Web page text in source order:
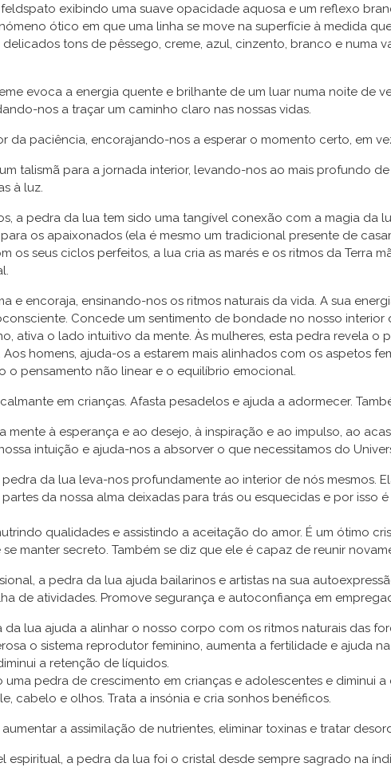
exibindo uma suave opacidade aquosa e um reflexo
ótico em que uma linha se move na superfície à medida
tons de pêssego, creme, azul, cinzento, branco e
evoca a energia quente e brilhante de um luar numa noite de
nos a traçar um caminho claro nas nossas vidas.
da paciência, encorajando-nos a esperar o momento certo, em
talismã para a jornada interior, levando-nos ao mais profundo
à luz.
a pedra da lua tem sido uma tangível conexão com a magia da
os apaixonados (ela é mesmo um tradicional presente de
os seus ciclos perfeitos, a lua cria as marés e os ritmos da Terra
e encoraja, ensinando-nos os ritmos naturais da vida. A sua
Concede um sentimento de bondade no nosso
ativa o lado intuitivo da mente. Às mulheres, esta pedra revela
Aos homens, ajuda-os a estarem mais alinhados com os aspetos
o pensamento não linear e o equilíbrio emocional.
em crianças. Afasta pesadelos e ajuda a adormecer.
mente à esperança e ao desejo, à inspiração e ao impulso, ao
intuição e ajuda-nos a absorver o que necessitamos do
da lua leva-nos profundamente ao interior de nós mesmos.
da nossa alma deixadas para trás ou esquecidas e por isso
qualidades e assistindo a aceitação do amor. É um ótimo
manter secreto. Também se diz que ele é capaz de reunir
a pedra da lua ajuda bailarinos e artistas na sua
de atividades. Promove segurança e autoconfiança em
da lua ajuda a alinhar o nosso corpo com os ritmos naturais das
o sistema reprodutor feminino, aumenta a fertilidade e ajuda
a retenção de líquidos.
pedra de crescimento em crianças e adolescentes e diminui
cabelo e olhos. Trata a insónia e cria sonhos benéficos.
a assimilação de nutrientes, eliminar toxinas e tratar
espiritual, a pedra da lua foi o cristal desde sempre sagrado na